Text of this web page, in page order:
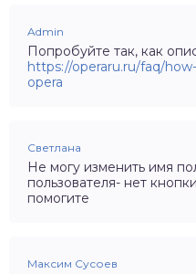
Admin
Попробуйте так, как
https://operaru.ru/faq/
opera
Светлана
Не могу изменить имя
пользователя- нет
помогите
Максим Сусоев